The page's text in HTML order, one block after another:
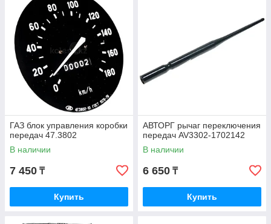
ГАЗ блок управления коробки
передач 47.3802
В наличии
7 450 ₸
Купить
АВТОРГ рычаг переключения
передач AV3302-1702142
В наличии
6 650 ₸
Купить